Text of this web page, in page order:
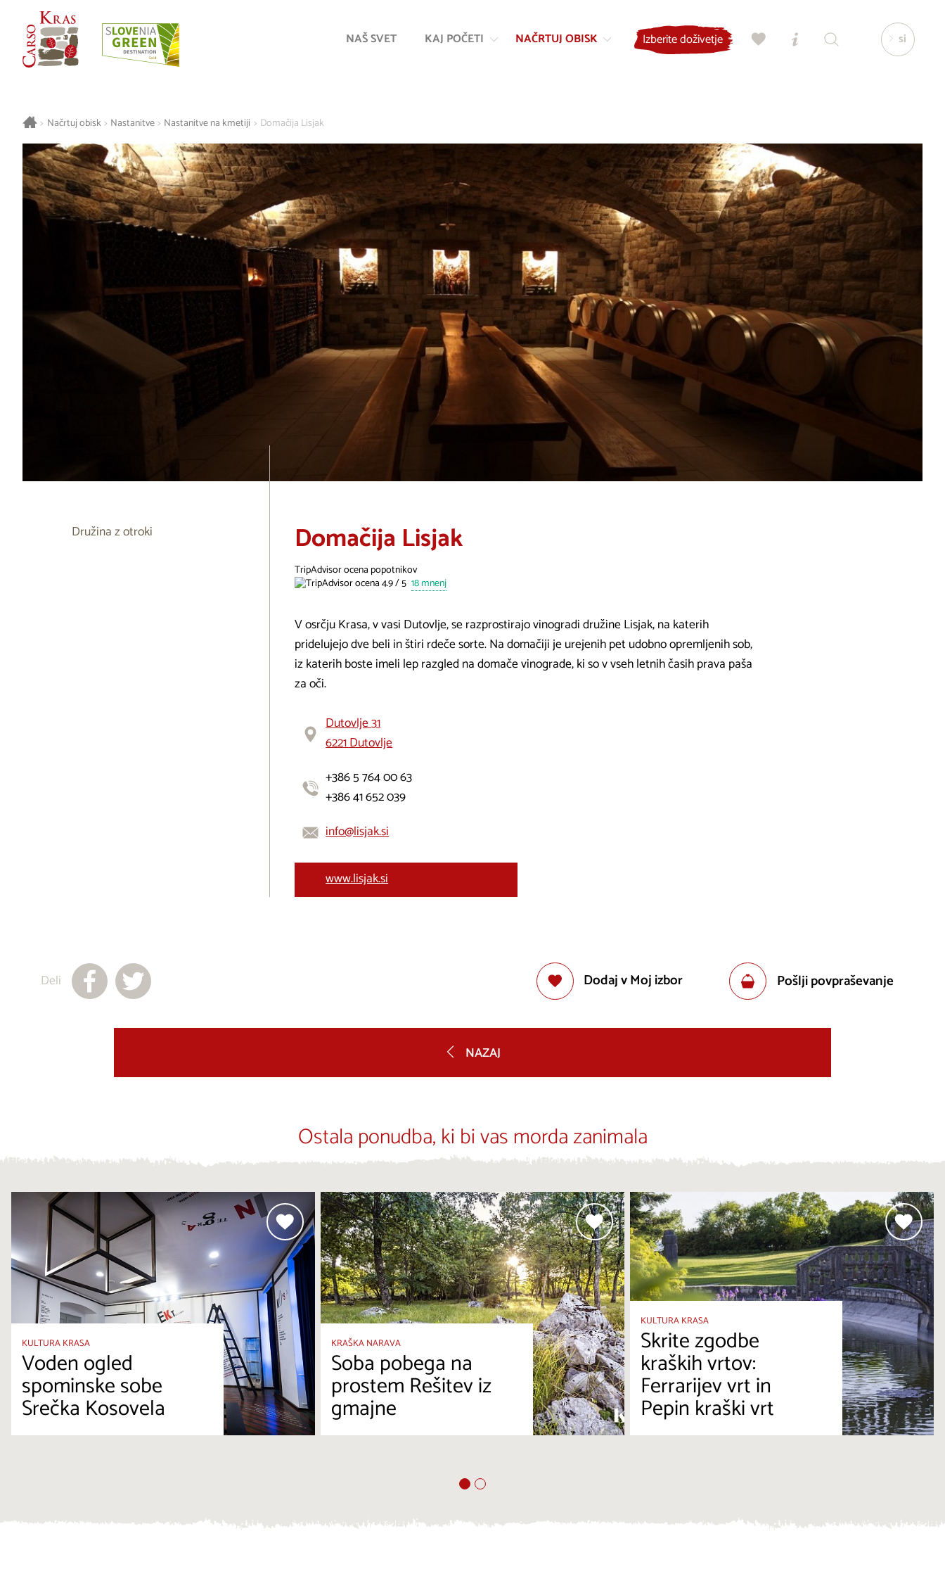
vsebino
NAŠ SVET KAJ POČETI NAČRTUJ OBISK Izberite doživetje si
> Načrtuj obisk > Nastanitve > Nastanitve na kmetiji > Domačija Lisjak
Domačija Lisjak
TripAdvisor ocena popotnikov
18 mnenj
V osrčju Krasa, v vasi Dutovlje, se razprostirajo vinogradi družine Lisjak, na katerih
pridelujejo dve beli in štiri rdeče sorte. Na domačiji je urejenih pet udobno opremljenih sob,
iz katerih boste imeli lep razgled na domače vinograde, ki so v vseh letnih časih prava paša
za oči.
Dutovlje 31
6221 Dutovlje
+386 5 764 00 63
+386 41 652 039
info@lisjak.si
www.lisjak.si
Družina z otroki
Dodaj v Moj izbor Pošlji povpraševanje
Deli
NAZAJ
Ostala ponudba, ki bi vas morda zanimala
KULTURA KRASA
Voden ogled
spominske sobe
Srečka Kosovela
KRAŠKA NARAVA
Soba pobega na
prostem Rešitev iz
gmajne
KULTURA KRASA
Skrite zgodbe
kraških vrtov:
Ferrarijev vrt in
Pepin kraški vrt